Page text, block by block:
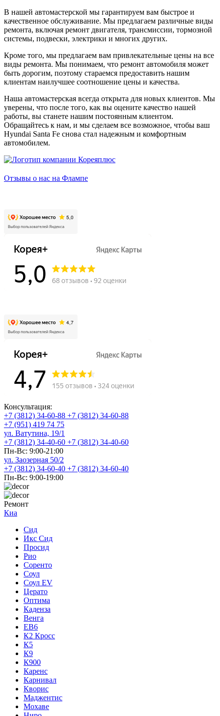
В нашей автомастерской мы гарантируем вам быстрое и
качественное обслуживание. Мы предлагаем различные виды
ремонта, включая ремонт двигателя, трансмиссии, тормозной
системы, подвески, электрики и многих других.
Кроме того, мы предлагаем вам привлекательные цены на все
виды ремонта. Мы понимаем, что ремонт автомобиля может
быть дорогим, поэтому стараемся предоставить нашим
клиентам наилучшее соотношение цены и качества.
Наша автомастерская всегда открыта для новых клиентов. Мы
уверены, что после того, как вы оцените качество нашей
работы, вы станете нашим постоянным клиентом.
Обращайтесь к нам, и мы сделаем все возможное, чтобы ваш
Hyundai Santa Fe снова стал надежным и комфортным
автомобилем.
Отзывы о нас на Флампе
Консультация:
+7 (3812) 34-60-88 +7 (3812) 34-60-88
+7 (951) 419 74 75
ул. Ватутина, 19/1
+7 (3812) 34-40-60 +7 (3812) 34-40-60
Пн-Вс: 9:00-21:00
ул. Заозерная 50/2
+7 (3812) 34-60-40 +7 (3812) 34-60-40
Пн-Вс: 9:00-19:00
Ремонт
Киа
Сид
Икс Сид
Просид
Рио
Соренто
Соул
Соул EV
Церато
Оптима
Каденза
Венга
ЕВ6
К2 Кросс
К5
К9
К900
Каренс
Карнивал
Кворис
Маджентис
Мохаве